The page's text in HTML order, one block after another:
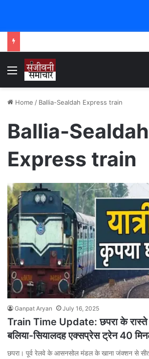
Menu
Home / Ballia-Sealdah Express train
Ballia-Sealdah
Express train
Ganpat Aryan July 16, 2025
Train Time Update: छपरा के रास्ते
बलिया-सियालदह एक्सप्रेस ट्रेन 40
छपरा। पूर्व रेलवे के आसनसोल मंडल के खाना जंक्शन से